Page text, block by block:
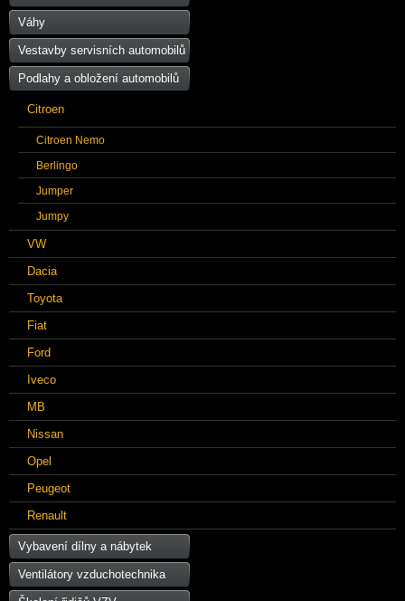
Váhy
Vestavby servisních automobilů
Podlahy a obložení automobilů
Citroen
Citroen Nemo
Berlingo
Jumper
Jumpy
VW
Dacia
Toyota
Fiat
Ford
Iveco
MB
Nissan
Opel
Peugeot
Renault
Vybavení dílny a nábytek
Ventilátory vzduchotechnika